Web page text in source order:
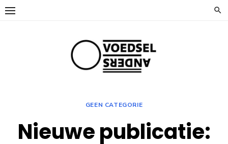
Ga
naar
GEEN CATEGORIE
Nieuwe publicatie: